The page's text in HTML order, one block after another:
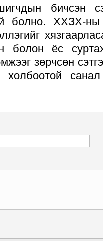
бичсэн
болно. ХХЗХ-
болон ёс
зөрчсөн
холбоотой